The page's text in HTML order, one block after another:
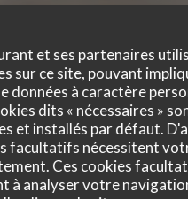
et ses partenaires
sur ce site, pouvant
données à caractère
dits « nécessaires »
et installés par défaut.
facultatifs nécessitent
Ces cookies
à analyser votre